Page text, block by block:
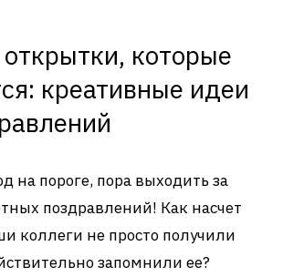
которые
креативные идеи
на пороге, пора выходить за
поздравлений! Как насчет
коллеги не просто получили
запомнили ее?